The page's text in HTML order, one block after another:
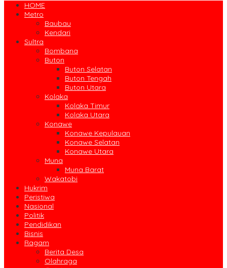
HOME
Metro
Baubau
Kendari
Sultra
Bombana
Buton
Buton Selatan
Buton Tengah
Buton Utara
Kolaka
Kolaka Timur
Kolaka Utara
Konawe
Konawe Kepulauan
Konawe Selatan
Konawe Utara
Muna
Muna Barat
Wakatobi
Hukrim
Peristiwa
Nasional
Politik
Pendidikan
Bisnis
Ragam
Berita Desa
Olahraga